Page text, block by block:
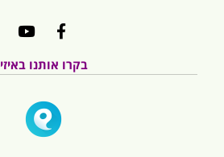
בקרו אותנו באיזי